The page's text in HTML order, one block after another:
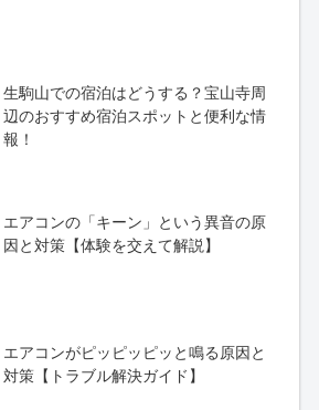
生駒山での宿泊はどうする？宝山寺周
辺のおすすめ宿泊スポットと便利な情
報！
エアコンの「キーン」という異音の原
因と対策【体験を交えて解説】
エアコンがピッピッピッと鳴る原因と
対策【トラブル解決ガイド】